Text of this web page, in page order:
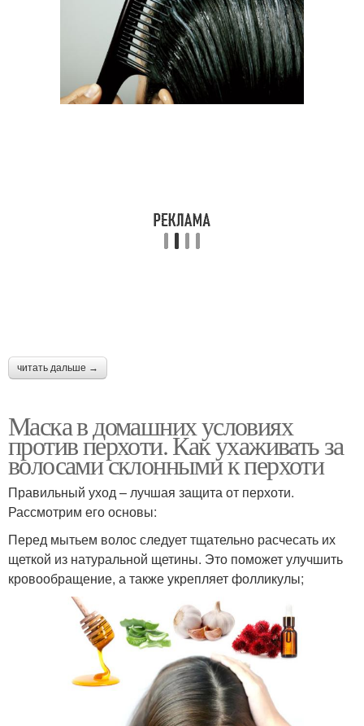
Маска от сухой перхоти
Маска от жирной
перхоти
Чесночная маска Маска с горчицей
Маска из касторового
масла
читать дальше →
Маска в домашних условиях
против перхоти. Как ухаживать за
волосами склонными к перхоти
Правильный уход – лучшая защита от перхоти.
Рассмотрим его основы:
Перед мытьем волос следует тщательно расчесать их
щеткой из натуральной щетины. Это поможет улучшить
кровообращение, а также укрепляет фолликулы;